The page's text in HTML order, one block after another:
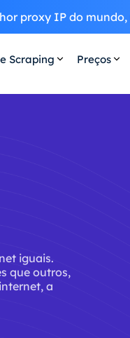
proxy IP do mundo,
Scraping Preços
iguais.
que outros,
a